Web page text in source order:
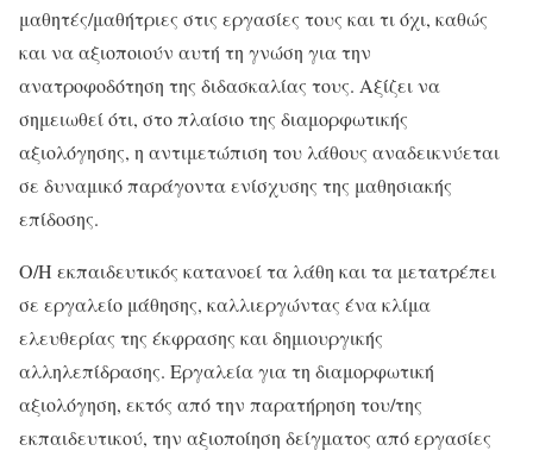
μαθητές/μαθήτριες στις εργασίες τους και τι όχι, καθώς
και να αξιοποιούν αυτή τη γνώση για την
ανατροφοδότηση της διδασκαλίας τους. Αξίζει να
σημειωθεί ότι, στο πλαίσιο της διαμορφωτικής
αξιολόγησης, η αντιμετώπιση του λάθους αναδεικνύεται
σε δυναμικό παράγοντα ενίσχυσης της μαθησιακής
επίδοσης.
Ο/Η εκπαιδευτικός κατανοεί τα λάθη και τα μετατρέπει
σε εργαλείο μάθησης, καλλιεργώντας ένα κλίμα
ελευθερίας της έκφρασης και δημιουργικής
αλληλεπίδρασης. Εργαλεία για τη διαμορφωτική
αξιολόγηση, εκτός από την παρατήρηση του/της
εκπαιδευτικού, την αξιοποίηση δείγματος από εργασίες